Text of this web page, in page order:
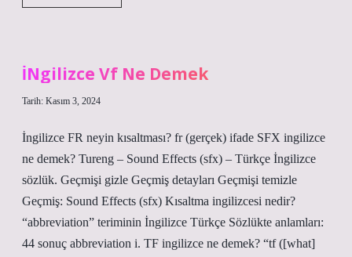
Altına
Gelir
İNgilizce Vf Ne Demek
Tarih: Kasım 3, 2024
İngilizce FR neyin kısaltması? fr (gerçek) ifade SFX ingilizce
ne demek? Tureng – Sound Effects (sfx) – Türkçe İngilizce
sözlük. Geçmişi gizle Geçmiş detayları Geçmişi temizle
Geçmiş: Sound Effects (sfx) Kısaltma ingilizcesi nedir?
“abbreviation” teriminin İngilizce Türkçe Sözlükte anlamları:
44 sonuç abbreviation i. TF ingilizce ne demek? “tf ([what]